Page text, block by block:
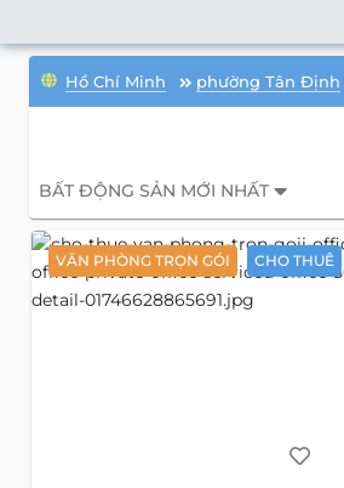
Hồ Chí Minh phường Tân Định
BẤT ĐỘNG SẢN MỚI NHẤT
VĂN PHÒNG TRỌN GÓI CHO THUÊ